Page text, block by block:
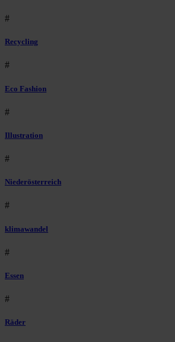
#
Recycling
#
Eco Fashion
#
Illustration
#
Niederösterreich
#
klimawandel
#
Essen
#
Räder